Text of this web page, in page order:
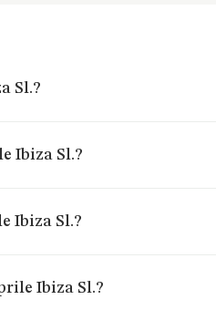
Sl.?
Ibiza Sl.?
Ibiza Sl.?
Ibiza Sl.?